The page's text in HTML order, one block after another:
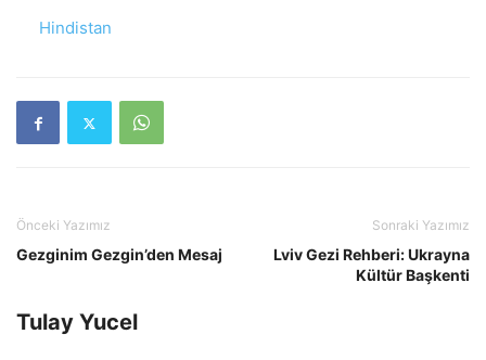
In relation to
Hindistan
Önceki Yazımız
Gezginim Gezgin’den Mesaj
Sonraki Yazımız
Lviv Gezi Rehberi: Ukrayna
Kültür Başkenti
Tulay Yucel